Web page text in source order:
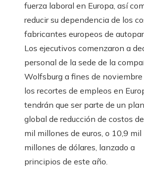
fuerza laboral en Europa, así
reducir su dependencia de los
fabricantes europeos de
Los ejecutivos comenzaron a
personal de la sede de la
Wolfsburg a fines de noviembre
los recortes de empleos en
tendrán que ser parte de un plan
global de reducción de costos
mil millones de euros, o 10,9 mil
millones de dólares, lanzado a
principios de este año.